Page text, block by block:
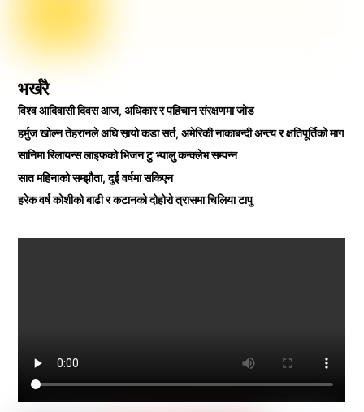
भर्खरै
विश्व आदिवासी दिवस आज, अधिकार र पहिचान संरक्षणमा जोड
हर्मुज खोल्न तेहरानले अघि सार्‍याे कडा सर्त, अमेरिकी नाकाबन्दी अन्त्य र क्षतिपूर्तिको माग
सानिमा रिलायन्स लाइफको भिजन टु भ्यालु कन्क्लेभ सम्पन्न
सात महिनाको सम्झौता, दुई वर्षमा सकिएन
हरेक वर्ष कोशीको बाढी र कटानको दोहोरो त्रासमा चिलिया टापु